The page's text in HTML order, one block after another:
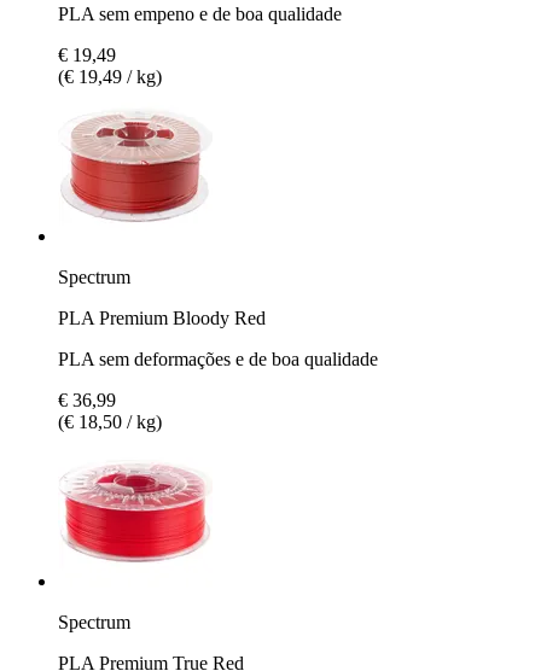
PLA sem empeno e de boa qualidade
€ 19,49
(€ 19,49 / kg)
Spectrum
PLA Premium Bloody Red
PLA sem deformações e de boa qualidade
€ 36,99
(€ 18,50 / kg)
Spectrum
PLA Premium True Red